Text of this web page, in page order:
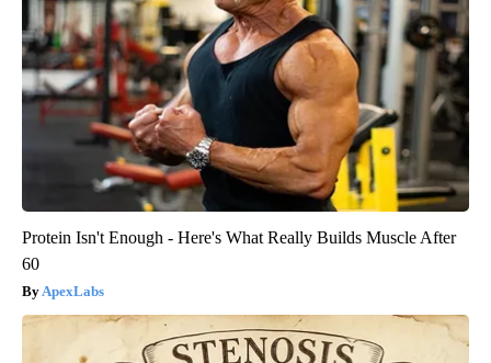
Protein Isn't Enough - Here's What Really Builds Muscle After
60
ApexLabs